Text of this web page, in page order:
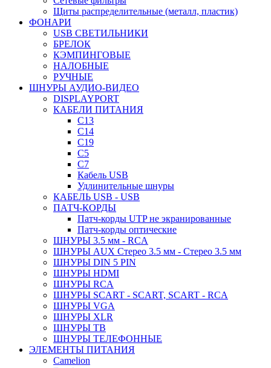
Щиты распределительные (металл, пластик)
ФОНАРИ
USB СВЕТИЛЬНИКИ
БРЕЛОК
КЭМПИНГОВЫЕ
НАЛОБНЫЕ
РУЧНЫЕ
ШНУРЫ АУДИО-ВИДЕО
DISPLAYPORT
КАБЕЛИ ПИТАНИЯ
C13
C14
C19
C5
C7
Кабель USB
Удлинительные шнуры
КАБЕЛЬ USB - USB
ПАТЧ-КОРДЫ
Патч-корды UTP не экранированные
Патч-корды оптические
ШНУРЫ 3.5 мм - RCA
ШНУРЫ AUX Стерео 3.5 мм - Стерео 3.5 мм
ШНУРЫ DIN 5 PIN
ШНУРЫ HDMI
ШНУРЫ RCA
ШНУРЫ SCART - SCART, SCART - RCA
ШНУРЫ VGA
ШНУРЫ XLR
ШНУРЫ ТВ
ШНУРЫ ТЕЛЕФОННЫЕ
ЭЛЕМЕНТЫ ПИТАНИЯ
Camelion